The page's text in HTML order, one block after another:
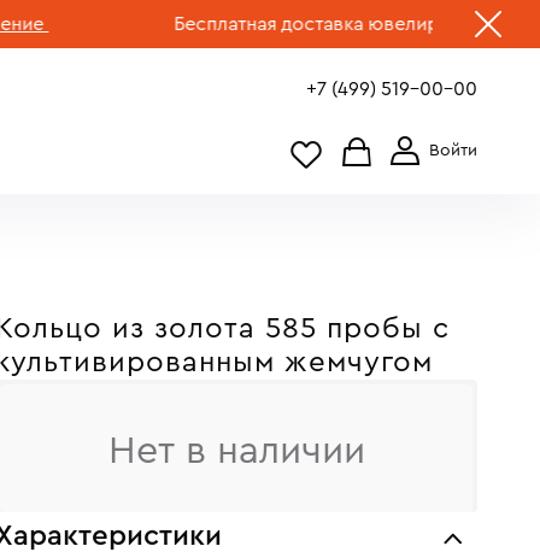
Бесплатная доставка ювелирных изделий по
+7 (499) 519-00-00
Кольцо из золота 585 пробы c
жемчугом
Нет в наличии